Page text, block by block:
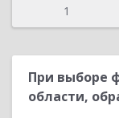
1
При выборе
области,